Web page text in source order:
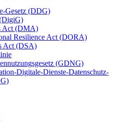
Gesetz (DDG)
Act (DMA)
Resilience Act (DORA)
Act (DSA)
(GDNG)
Digitale-Dienste-Datenschutz-